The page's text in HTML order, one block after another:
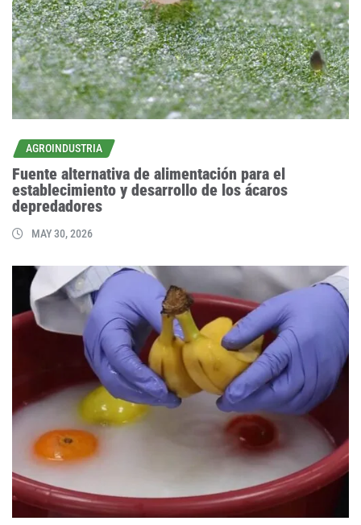
AGROINDUSTRIA
Fuente alternativa de alimentación para el
establecimiento y desarrollo de los ácaros
depredadores
MAY 30, 2026